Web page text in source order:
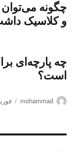
چگونه
و کلاسیک
چه پارچه‌ای
است؟
نویسنده
mohammad فوریه